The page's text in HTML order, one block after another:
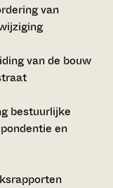
van
van de bouw
bestuurlijke
en